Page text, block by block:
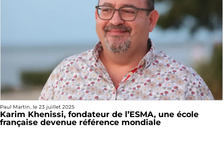
Paul Martin, le 23 juillet 2025
Karim Khenissi, fondateur de l’ESMA, une école
française devenue référence mondiale